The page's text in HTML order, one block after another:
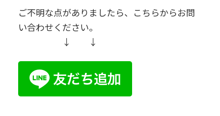
ご不明な点がありましたら、こちらからお問
い合わせください。
↓ ↓